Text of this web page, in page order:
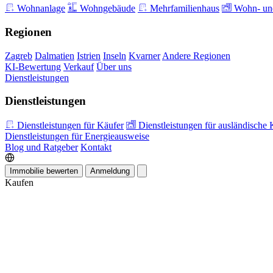
Wohnanlage Wohngebäude Mehrfamilienhaus Wohn-
Regionen
Zagreb Dalmatien Istrien Inseln Kvarner Andere Regionen
KI-Bewertung Verkauf Über uns
Dienstleistungen
Dienstleistungen
Dienstleistungen für Käufer
Dienstleistungen für ausländische
Dienstleistungen für Energieausweise
Blog und Ratgeber Kontakt
Immobilie bewerten Anmeldung
Kaufen